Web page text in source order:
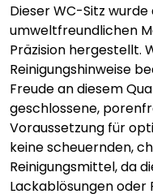
Dieser WC-Sitz
umweltfreundlichen
Präzision hergestellt.
Reinigungshinweise
Freude an diesem
geschlossene,
Voraussetzung für
keine scheuernden,
Reinigungsmittel, da
Lackablösungen oder